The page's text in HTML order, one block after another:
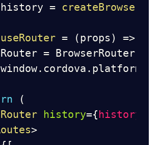
history =
useRouter = (props ) =>
Router = BrowserRouter
window. cordova . platformId
(
history={history
>